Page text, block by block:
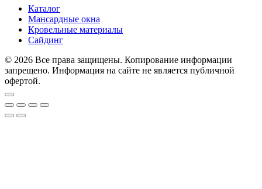
Каталог
Мансардные окна
Кровельные материалы
Сайдинг
© 2026 Все права защищены. Копирование информации
запрещено. Информация на сайте не является публичной
офертой.